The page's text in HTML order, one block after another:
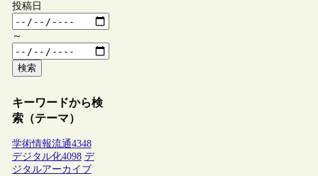
投稿日
～
検索
キーワードから検
索（テーマ）
学術情報流通4348
デジタル化4098 デ
ジタルアーカイブ